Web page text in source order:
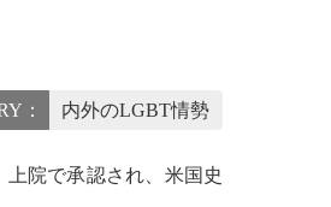
： 内外のLGBT情勢
上院で承認され、米国史